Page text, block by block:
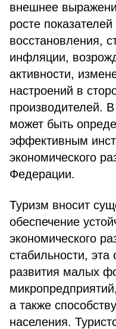
внешнее
росте
восстановления,
инфляции,
активности,
настроений в
производителей.
может быть
эффективным
экономического
Федерации.
Туризм вносит
обеспечение
экономического
стабильности,
развития малых
а также
населения.